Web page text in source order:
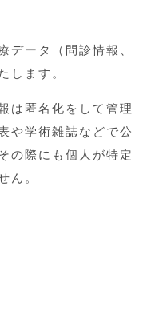
データ（問診情報、
します。
は匿名化をして管理
や学術雑誌などで公
の際にも個人が特定
ん。